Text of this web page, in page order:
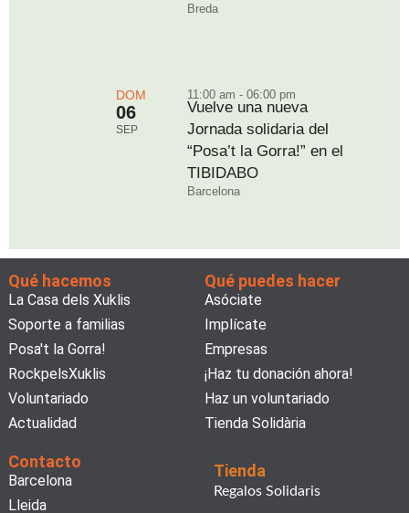
Breda
DOM
06
SEP
11:00 am - 06:00 pm
Vuelve una nueva
Jornada solidaria del
“Posa’t la Gorra!” en el
TIBIDABO
Barcelona
Qué hacemos
La Casa dels Xuklis
Soporte a familias
Posa't la Gorra!
RockpelsXuklis
Voluntariado
Actualidad
Qué puedes hacer
Asóciate
Implícate
Empresas
¡Haz tu donación ahora!
Haz un voluntariado
Tienda Solidària
Contacto
Barcelona
Lleida
Tienda
Regalos Solidaris